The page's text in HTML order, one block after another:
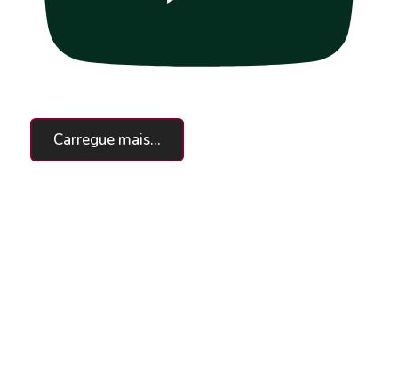
Carregue mais...